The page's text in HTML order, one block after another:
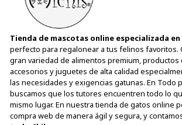
Tienda de mascotas online especializada
perfecto para regalonear a tus felinos favoritos.
gran variedad de alimentos premium, productos
accesorios y juguetes de alta calidad
las necesidades y exigencias gatunas. En Todo
buscamos que los tutores encuentren todo lo
mismo lugar. En nuestra tienda de gatos online
compra web de manera ágil y segura, y